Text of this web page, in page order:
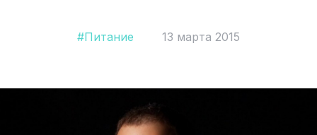
#Питание 13 марта 2015
СОГЛАСИЕ на получение рекламных сообщений и